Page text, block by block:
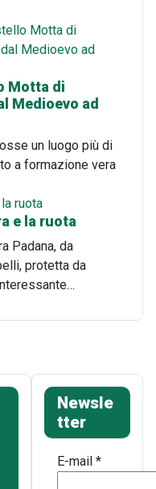
Motta di
Medioevo ad
un luogo più di
a formazione vera
e la ruota
Padana, da
protetta da
Newsle
tter
E-mail*